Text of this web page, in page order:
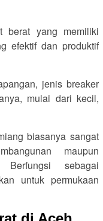
berat yang memiliki
efektif dan produktif
jenis breaker
mulai dari kecil,
biasanya sangat
maupun
Berfungsi sebagai
untuk permukaan